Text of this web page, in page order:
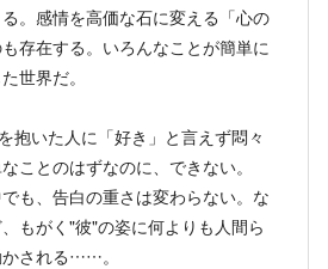
。感情を高価な石に変える「心の
存在する。いろんなことが簡単に
世界だ。
抱いた人に「好き」と言えず悶々
ことのはずなのに、できない。
も、告白の重さは変わらない。な
もがく"彼"の姿に何よりも人間ら
かされる……。